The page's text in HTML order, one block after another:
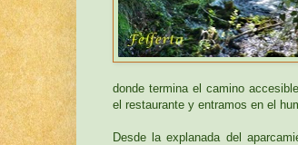
donde termina el camino
el restaurante y entramos en el
Desde la explanada del